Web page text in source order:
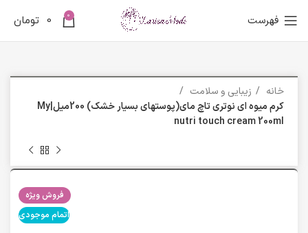
فهرست 0
0 تومان
خانه
زیبایی و سلامت
کرم میوه ای نوتری تاچ مای(پوستهای بسیار خشک) 200میل|My
nutri touch cream 200ml
فروش ویژه
اتمام موجودی